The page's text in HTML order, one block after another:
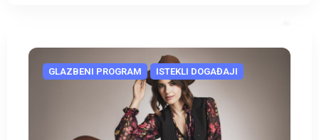
GLAZBENI PROGRAM ISTEKLI DOGAĐAJI